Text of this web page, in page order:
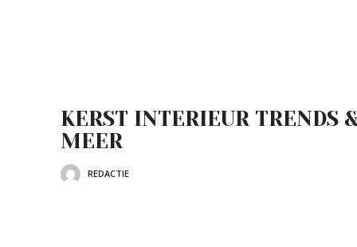
KERST INTERIEUR TRENDS
MEER
REDACTIE